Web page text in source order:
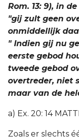
Rom. 13: 9), in
"gij zult geen
onmiddellijk
" Indien gij nu
eerste gebod
tweede gebod
overtreder, niet
maar van de
a) Ex. 20: 14
Zoals er slechts